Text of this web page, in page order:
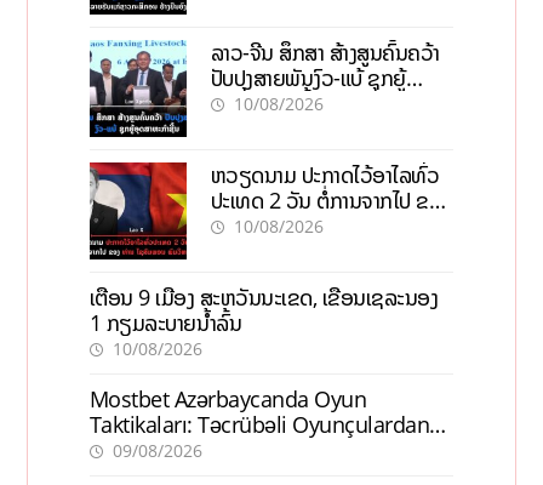
ລາວ-ຈີນ ສຶກສາ ສ້າງສູນຄົ້ນຄວ້າ
ປັບປຸງສາຍພັນງົວ-ແບ້ ຊຸກຍູ້
ອຸດສາຫະກຳຊີ້ນ
10/08/2026
ຫວຽດນາມ ປະກາດໄວ້ອາໄລທົ່ວ
ປະເທດ 2 ວັນ ຕໍ່ການຈາກໄປ ຂອງ
ທ່ານ ໄຊສົມພອນ ພົມວິຫານ
10/08/2026
ເຕືອນ 9 ເມືອງ ສະຫວັນນະເຂດ, ເຂື່ອນເຊລະນອງ
1 ກຽມລະບາຍນ້ຳລົ້ນ
10/08/2026
Mostbet Azərbaycanda Oyun
Taktikaları: Təcrübəli Oyunçulardan
İpuçları
09/08/2026